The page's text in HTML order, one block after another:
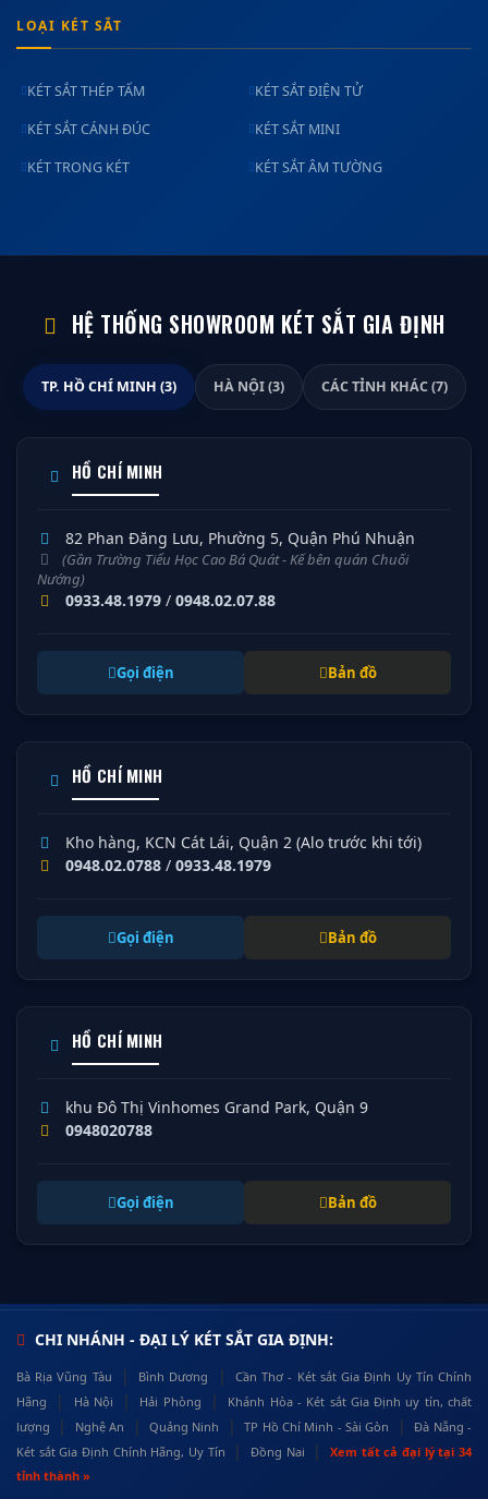
LOẠI KÉT SẮT
KÉT SẮT THÉP TẤM KÉT SẮT ĐIỆN TỬ
KÉT SẮT CÁNH ĐÚC KÉT SẮT MINI
KÉT TRONG KÉT KÉT SẮT ÂM TƯỜNG
HỆ THỐNG SHOWROOM KÉT SẮT GIA ĐỊNH
TP. HỒ CHÍ MINH (3) HÀ NỘI (3) CÁC TỈNH KHÁC (7)
HỒ CHÍ MINH
82 Phan Đăng Lưu, Phường 5, Quận Phú Nhuận
(Gần Trường Tiểu Học Cao Bá Quát - Kế bên quán Chuối
Nướng)
0933.48.1979 / 0948.02.07.88
Gọi điện Bản đồ
HỒ CHÍ MINH
Kho hàng, KCN Cát Lái, Quận 2 (Alo trước khi tới)
0948.02.0788 / 0933.48.1979
Gọi điện Bản đồ
HỒ CHÍ MINH
khu Đô Thị Vinhomes Grand Park, Quận 9
0948020788
Gọi điện Bản đồ
CHI NHÁNH - ĐẠI LÝ KÉT SẮT GIA ĐỊNH:
Bà Rịa Vũng Tàu | Bình Dương |
Cần Thơ - Két sắt Gia Định Uy Tín Chính
Hãng
| Hà Nội | Hải Phòng |
Khánh Hòa - Két sắt Gia Định uy tín, chất
lượng
| Nghệ An | Quảng Ninh | TP Hồ Chí Minh - Sài Gòn |
Đà Nẵng -
Két sắt Gia Định Chính Hãng, Uy Tín
| Đồng Nai |
Xem tất cả đại lý tại 34
tỉnh thành »